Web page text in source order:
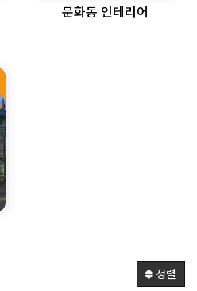
문화동 인테리어
정렬